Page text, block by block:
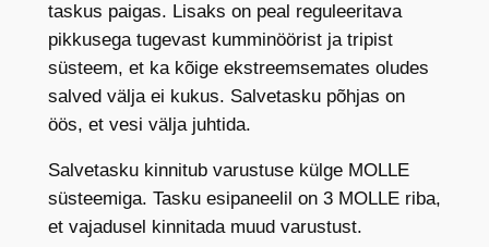
i
2
s
a
l
e
t
a
taskus paigas. Lisaks on peal reguleeritava
pikkusega tugevast kumminöörist ja tripist
süsteem, et ka kõige ekstreemsemates oludes
salved välja ei kukus. Salvetasku põhjas on
öös, et vesi välja juhtida.
Salvetasku kinnitub varustuse külge MOLLE
süsteemiga. Tasku esipaneelil on 3 MOLLE riba,
et vajadusel kinnitada muud varustust.